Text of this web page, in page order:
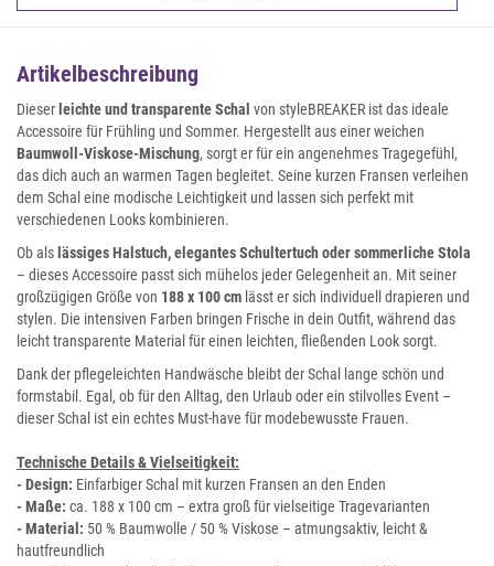
Artikelbeschreibung
Dieser leichte und transparente Schal von styleBREAKER ist das ideale
Accessoire für Frühling und Sommer. Hergestellt aus einer weichen
Baumwoll-Viskose-Mischung, sorgt er für ein angenehmes Tragegefühl,
das dich auch an warmen Tagen begleitet. Seine kurzen Fransen verleihen
dem Schal eine modische Leichtigkeit und lassen sich perfekt mit
verschiedenen Looks kombinieren.
Ob als lässiges Halstuch, elegantes Schultertuch oder sommerliche Stola
– dieses Accessoire passt sich mühelos jeder Gelegenheit an. Mit seiner
großzügigen Größe von 188 x 100 cm lässt er sich individuell drapieren und
stylen. Die intensiven Farben bringen Frische in dein Outfit, während das
leicht transparente Material für einen leichten, fließenden Look sorgt.
Dank der pflegeleichten Handwäsche bleibt der Schal lange schön und
formstabil. Egal, ob für den Alltag, den Urlaub oder ein stilvolles Event –
dieser Schal ist ein echtes Must-have für modebewusste Frauen.
Technische Details & Vielseitigkeit:
- Design: Einfarbiger Schal mit kurzen Fransen an den Enden
- Maße: ca. 188 x 100 cm – extra groß für vielseitige Tragevarianten
- Material: 50 % Baumwolle / 50 % Viskose – atmungsaktiv, leicht &
hautfreundlich